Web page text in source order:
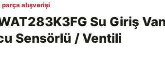
alışverişi
Su Giriş
Sensörlü / Ventili